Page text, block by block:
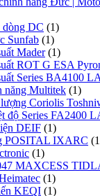
DC (1)
Sunfab (1)
Mader (1)
ROT G ESA
Series BA4100
năng Multitek (1)
Coriolis
độ Series FA2400
DEIF (1)
POSITAL IXARC
(1)
MAXCESS
(1)
KEQI (1)